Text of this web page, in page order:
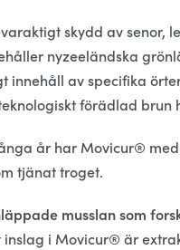
varaktigt skydd av senor,
nyzeeländska
innehåll av specifika
förädlad brun
år har Movicur®
tjänat troget.
musslan som
inslag i Movicur® är